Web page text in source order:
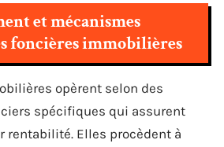
et mécanismes
foncières immobilières
opèrent selon des
spécifiques qui assurent
rentabilité. Elles procèdent à